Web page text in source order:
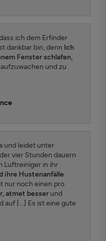
ich dem Erfinder
dankbar bin, denn Ich
Fenster schlafen,
aufzuwachen und zu
und leidet unter
vier Stunden dauern
Luftreiniger in ihr
ihre Hustenanfälle
nur noch einen pro
atmet besserund
auf [...] Es ist eine gute